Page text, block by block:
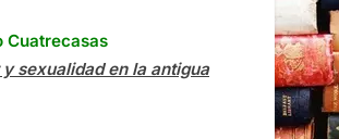
Cuatrecasas
sexualidad en la antigua